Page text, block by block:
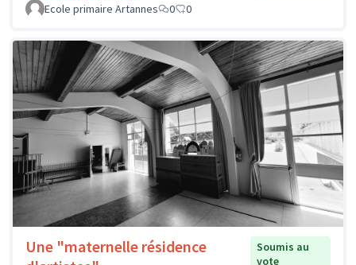
Ecole primaire Artannes
0 0
Une "maternelle résidence
Soumis au
vote